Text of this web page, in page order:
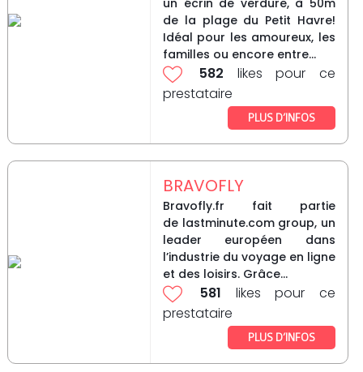
un écrin de verdure, à 50m
de la plage du Petit Havre!
Idéal pour les amoureux, les
familles ou encore entre...
582 likes pour ce
prestataire
PLUS D’INFOS
BRAVOFLY
Bravofly.fr fait partie
de lastminute.com group, un
leader européen dans
l’industrie du voyage en ligne
et des loisirs. Grâce...
581 likes pour ce
prestataire
PLUS D’INFOS